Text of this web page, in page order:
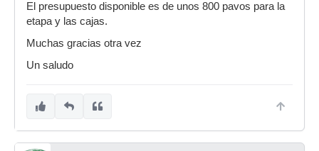
El presupuesto disponible es de unos 800 pavos para la
etapa y las cajas.
Muchas gracias otra vez
Un saludo